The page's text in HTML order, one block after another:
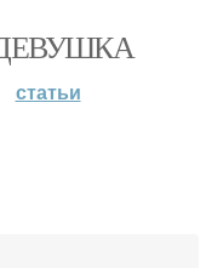
статьи